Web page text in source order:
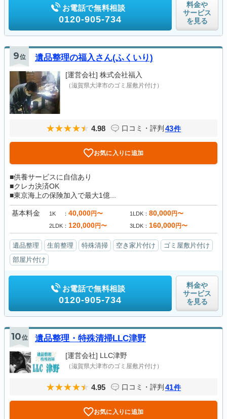
お電話で無料相談
0120-905-734
料金や
サービス
を見る
9位 遺品整理の福入さん(ふくいり)
[運営会社] 株式会社福入
（滋賀県大津市のゴミ屋敷片付け）
4.98 口コミ・評判 43件
お気に入りに追加
■供養サービスに自信あり
■クレカ決済OK
■東京海上の保険加入で最大1億...
基本料金 1K 40,000円〜 1LDK 80,000円〜
2LDK 120,000円〜 3LDK 160,000円〜
遺品整理 生前整理 特殊清掃 空き家片付け
ゴミ屋敷片付け
部屋片付け
お電話で無料相談
0120-905-734
料金や
サービス
を見る
10位 遺品整理・特殊清掃LLC津野
[運営会社] LLC津野
（滋賀県大津市のゴミ屋敷片付け）
4.95 口コミ・評判 41件
お気に入りに追加